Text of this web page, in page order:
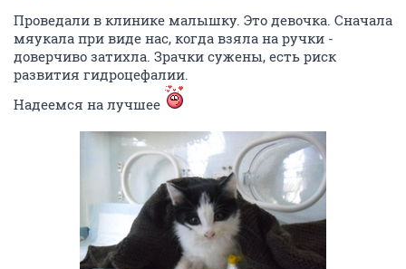
Проведали в клинике малышку. Это девочка. Сначала
мяукала при виде нас, когда взяла на ручки -
доверчиво затихла. Зрачки сужены, есть риск
развития гидроцефалии.
Надеемся на лучшее